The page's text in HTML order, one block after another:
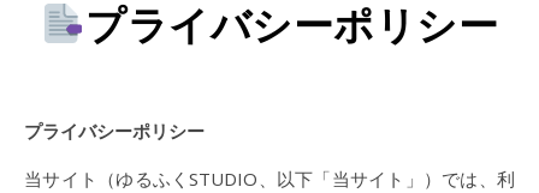
プライバシーポリシー
プライバシーポリシー
当サイト（ゆるふくSTUDIO、以下「当サイト」）では、利